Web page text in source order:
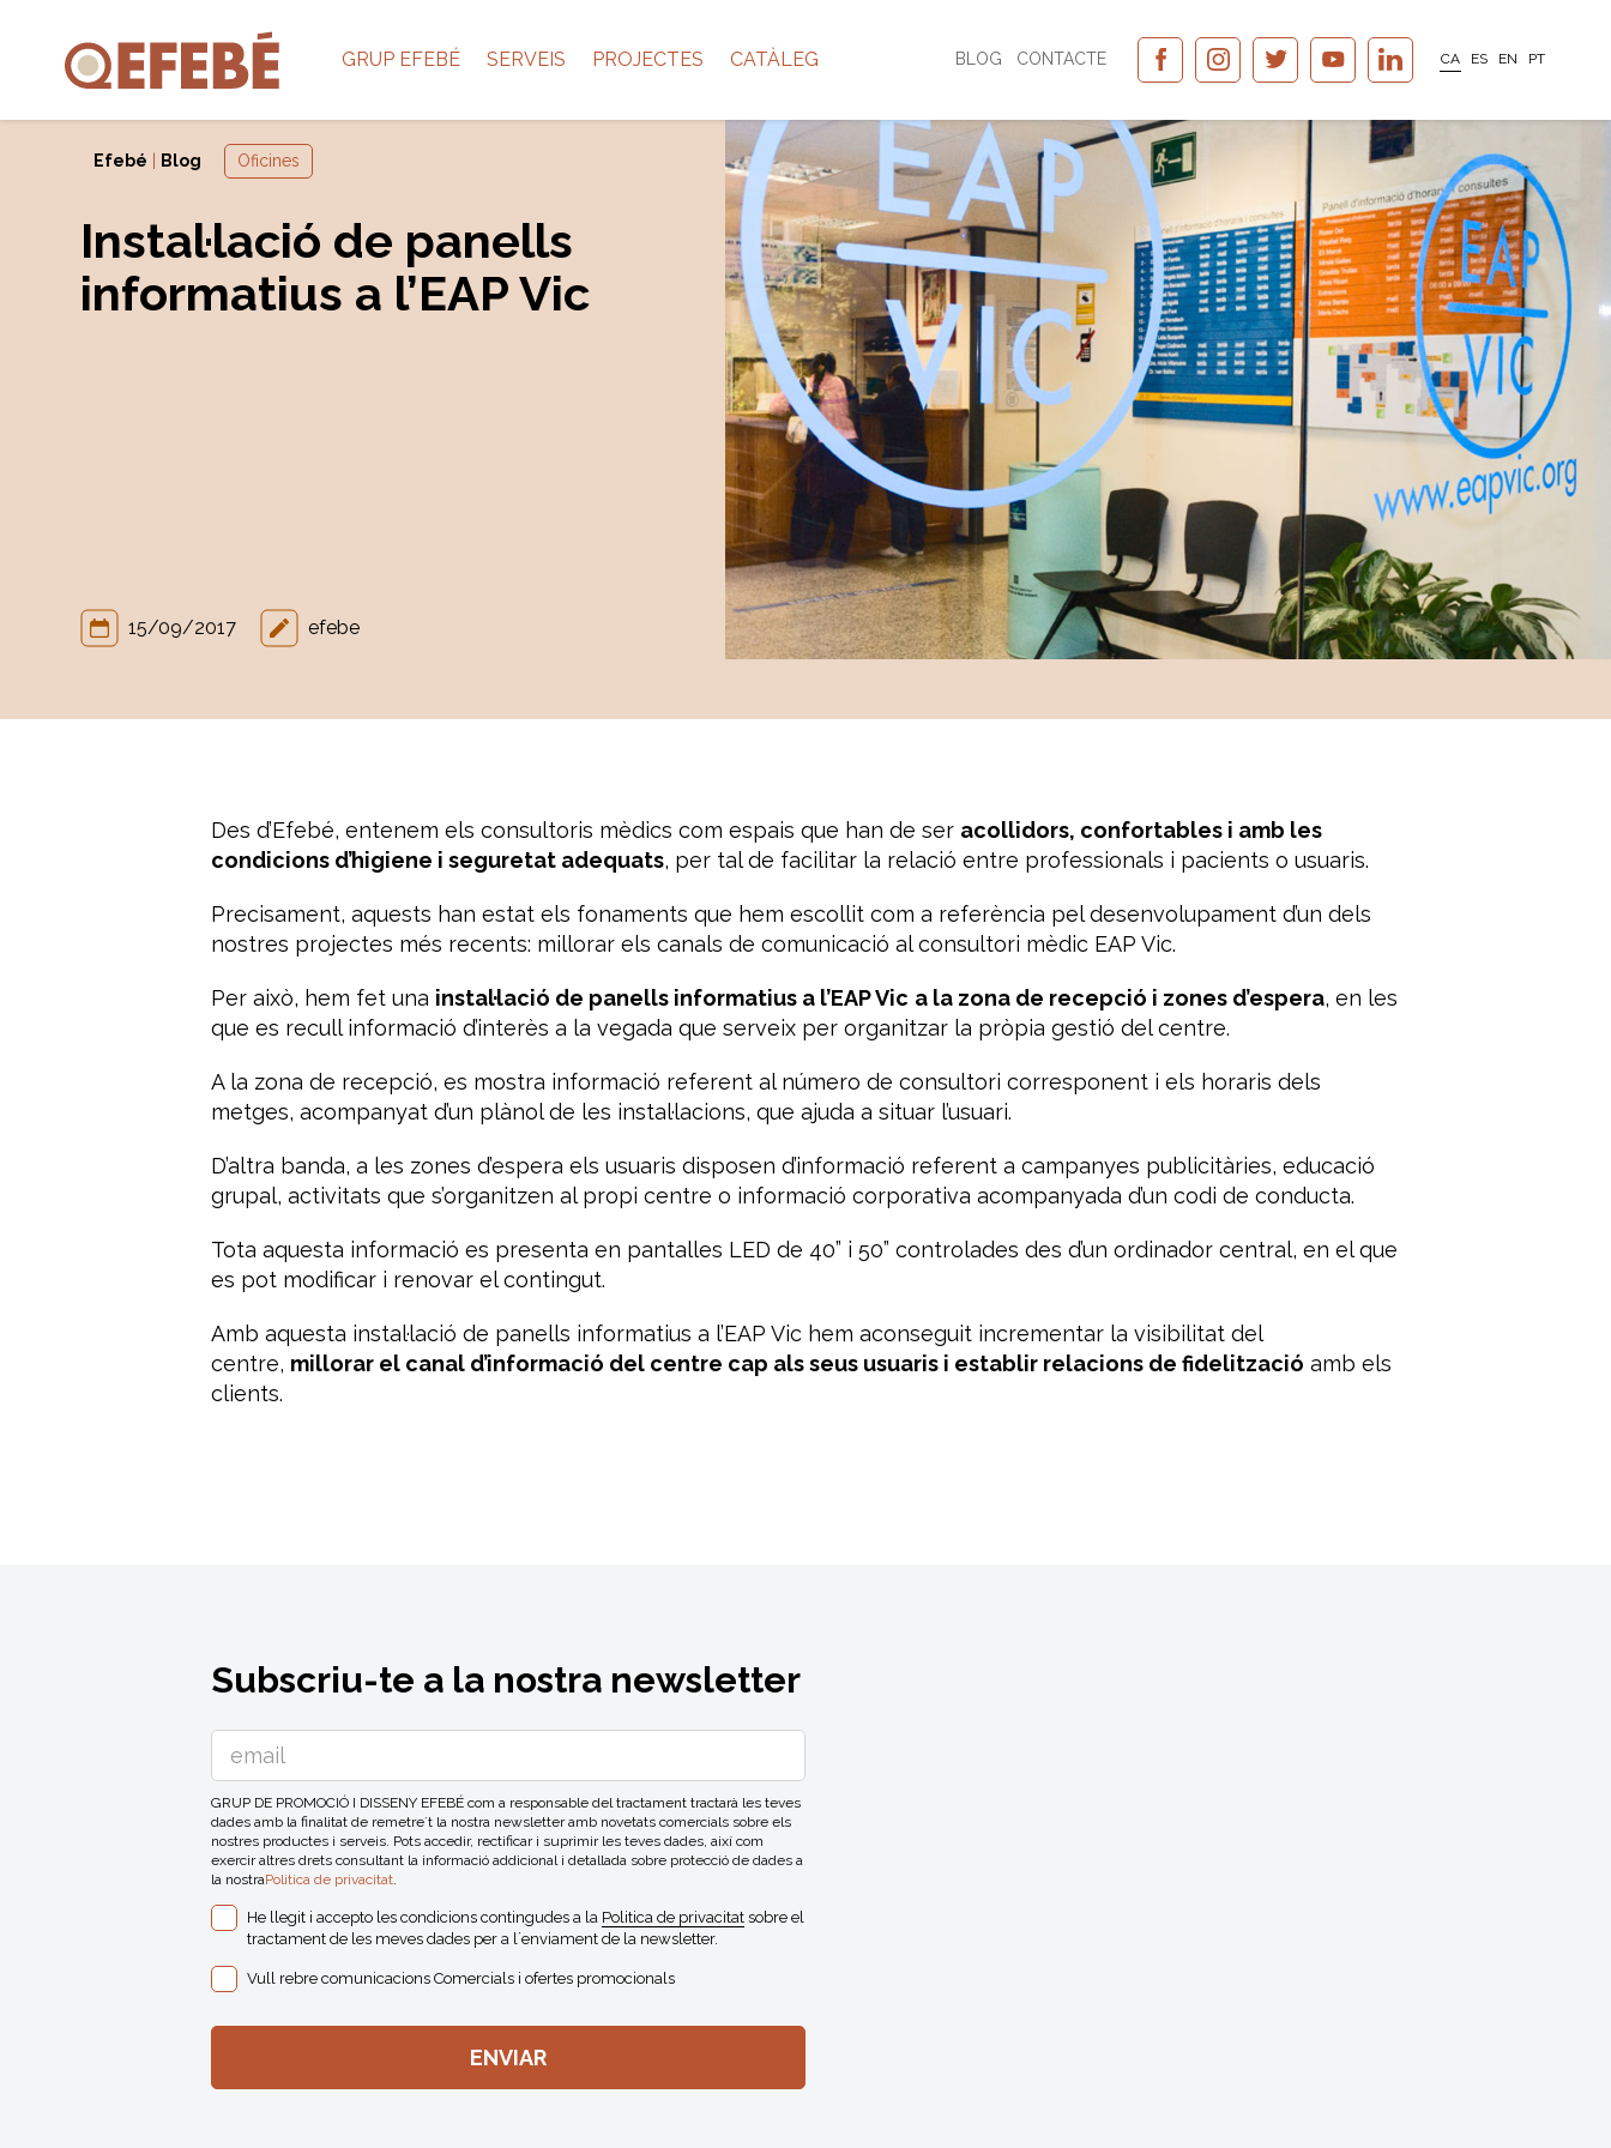
GRUP EFEBÉ SERVEIS PROJECTES CATÀLEG BLOG CONTACTE CA ES EN PT
Efebé Blog Oficines
Instal·lació de panells
informatius a l’EAP Vic
15/09/2017 efebe
Des d’Efebé, entenem els consultoris mèdics com espais que han de ser acollidors, confortables i amb les
condicions d’higiene i seguretat adequats, per tal de facilitar la relació entre professionals i pacients o usuaris.
Precisament, aquests han estat els fonaments que hem escollit com a referència pel desenvolupament d’un dels
nostres projectes més recents: millorar els canals de comunicació al consultori mèdic EAP Vic.
Per això, hem fet una instal·lació de panells informatius a l’EAP Vic a la zona de recepció i zones d’espera, en les
que es recull informació d’interès a la vegada que serveix per organitzar la pròpia gestió del centre.
A la zona de recepció, es mostra informació referent al número de consultori corresponent i els horaris dels
metges, acompanyat d’un plànol de les instal·lacions, que ajuda a situar l’usuari.
D’altra banda, a les zones d’espera els usuaris disposen d’informació referent a campanyes publicitàries, educació
grupal, activitats que s’organitzen al propi centre o informació corporativa acompanyada d’un codi de conducta.
Tota aquesta informació es presenta en pantalles LED de 40” i 50” controlades des d’un ordinador central, en el que
es pot modificar i renovar el contingut.
Amb aquesta instal·lació de panells informatius a l’EAP Vic hem aconseguit incrementar la visibilitat del
centre, millorar el canal d’informació del centre cap als seus usuaris i establir relacions de fidelització amb els
clients.
Subscriu-te a la nostra newsletter
GRUP DE PROMOCIÓ I DISSENY EFEBÉ com a responsable del tractament tractarà les teves
dades amb la finalitat de remetre´t la nostra newsletter amb novetats comercials sobre els
nostres productes i serveis. Pots accedir, rectificar i suprimir les teves dades, així com
exercir altres drets consultant la informació addicional i detallada sobre protecció de dades a
la nostraPolitica de privacitat.
He llegit i accepto les condicions contingudes a la Politica de privacitatsobre el
tractament de les meves dades per a l´enviament de la newsletter.
Vull rebre comunicacions Comercials i ofertes promocionals